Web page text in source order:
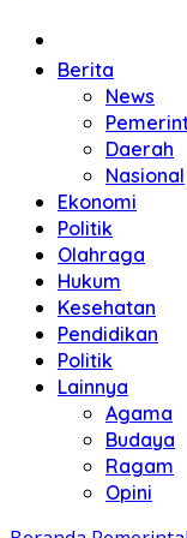
Berita
News
Daerah
Nasional
Ekonomi
Politik
Olahraga
Hukum
Kesehatan
Pendidikan
Politik
Lainnya
Agama
Budaya
Ragam
Opini